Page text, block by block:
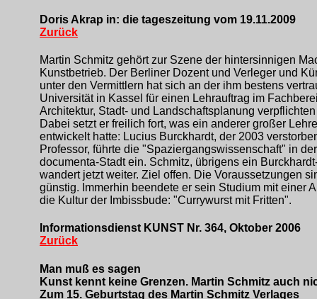
Doris Akrap in: die tageszeitung vom 19.11.2009
Zurück
Martin Schmitz gehört zur Szene der hintersinnigen
Kunstbetrieb. Der Berliner Dozent und Verleger und
unter den Vermittlern hat sich an der ihm bestens
Universität in Kassel für einen Lehrauftrag im
Architektur, Stadt- und Landschaftsplanung
Dabei setzt er freilich fort, was ein anderer großer
entwickelt hatte: Lucius Burckhardt, der 2003
Professor, führte die "Spaziergangswissenschaft" in der
documenta-Stadt ein. Schmitz, übrigens ein
wandert jetzt weiter. Ziel offen. Die Voraussetzungen
günstig. Immerhin beendete er sein Studium mit einer
die Kultur der Imbissbude: "Currywurst mit Fritten".
Informationsdienst KUNST Nr. 364, Oktober 2006
Zurück
Man muß es sagen
Kunst kennt keine Grenzen. Martin Schmitz auch
Zum 15. Geburtstag des Martin Schmitz Verlages